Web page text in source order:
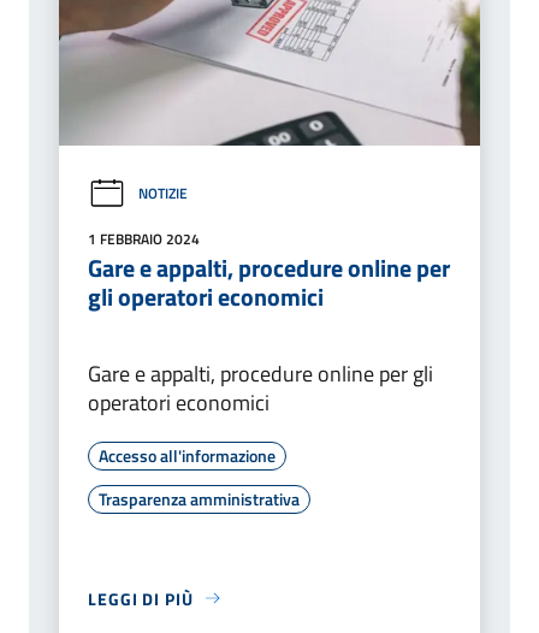
NOTIZIE
1 FEBBRAIO 2024
Gare e appalti, procedure online per
gli operatori economici
Gare e appalti, procedure online per gli
operatori economici
Accesso all'informazione
Trasparenza amministrativa
LEGGI DI PIÙ